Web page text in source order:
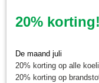
20% korting!
De maand juli
20% korting op alle
20% korting op